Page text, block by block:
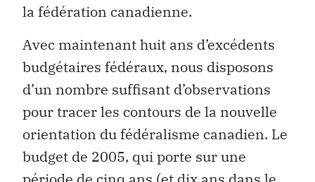
la fédération canadienne.
Avec maintenant huit ans d’excédents
budgétaires fédéraux, nous disposons
d’un nombre suffisant d’observations
pour tracer les contours de la nouvelle
orientation du fédéralisme canadien. Le
budget de 2005, qui porte sur une